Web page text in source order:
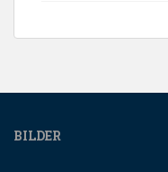
BILDER